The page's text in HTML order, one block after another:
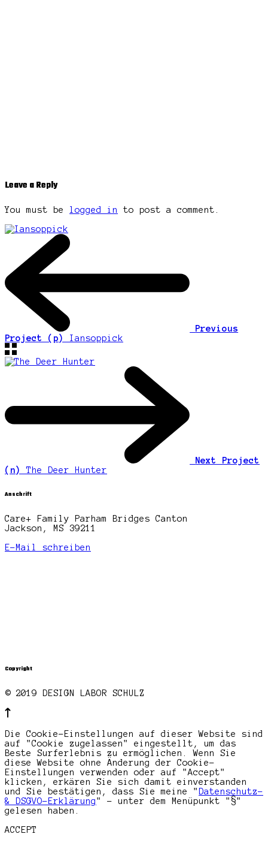
Leave a Reply
You must be logged in to post a comment.
Previous
Project (p) Iansoppick
Next Project
(n)The Deer Hunter
Anschrift
Care+ Family Parham Bridges Canton
Jackson, MS 39211
E-Mail schreiben
Copyright
© 2019 DESIGN LABOR SCHULZ
Die Cookie-Einstellungen auf dieser Website sind
auf "Cookie zugelassen" eingestellt, um das
Beste Surferlebnis zu ermöglichen. Wenn Sie
diese Website ohne Änderung der Cookie-
Einstellungen verwenden oder auf "Accept"
klicken, erkären Sie sich damit einverstanden
und Sie bestätigen, dass Sie meine " Datenschutz-
& DSGVO-Erklärung" - unter dem Menüpunkt "§"
gelesen haben.
ACCEPT